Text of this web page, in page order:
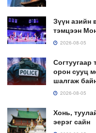
Зүүн азийн
тэмцээн
2026-08-05
орон сууц
шалгаж
2026-08-05
Хонь,
эерэг сайн